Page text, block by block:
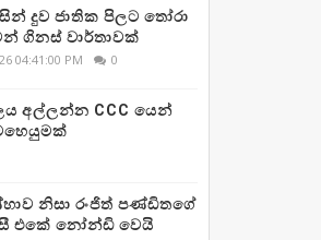
දුව ජාතික පිලට තෝරා
ගිනස් වාර්තාවක්
04:41:00 PM 0
අල්ලන්න CCC යෙන්
නිසා රංජිත් පණ්ඩිතගේ
එකේ නෝන්ඩි වෙයි